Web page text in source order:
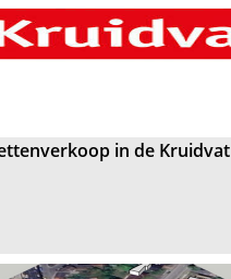
in de Kruidvat